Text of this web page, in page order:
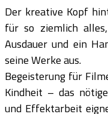
Der kreative Kopf
für so ziemlich
Ausdauer und ein
seine Werke aus.
Begeisterung für
Kindheit – das
und Effektarbeit